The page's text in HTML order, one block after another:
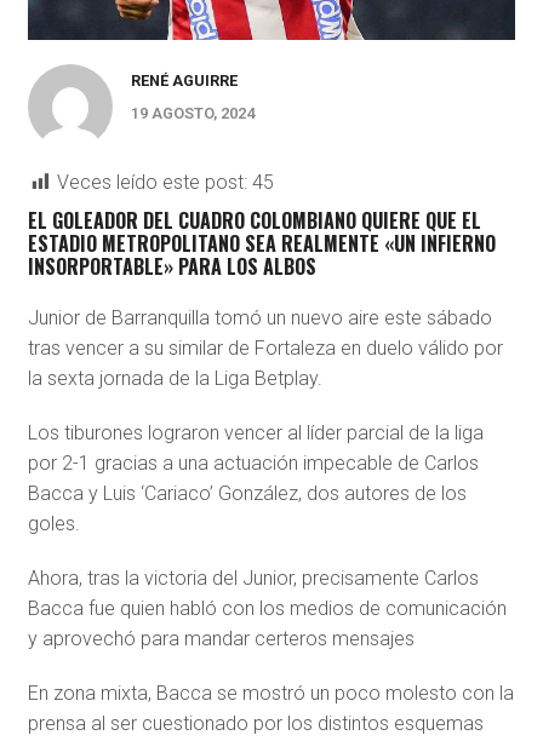
RENÉ AGUIRRE
19 AGOSTO, 2024
Veces leído este post: 45
EL GOLEADOR DEL CUADRO COLOMBIANO QUIERE QUE EL
ESTADIO METROPOLITANO SEA REALMENTE «UN INFIERNO
INSORPORTABLE» PARA LOS ALBOS
Junior de Barranquilla tomó un nuevo aire este sábado
tras vencer a su similar de Fortaleza en duelo válido por
la sexta jornada de la Liga Betplay.
Los tiburones lograron vencer al líder parcial de la liga
por 2-1 gracias a una actuación impecable de Carlos
Bacca y Luis ‘Cariaco’ González, dos autores de los
goles.
Ahora, tras la victoria del Junior, precisamente Carlos
Bacca fue quien habló con los medios de comunicación
y aprovechó para mandar certeros mensajes
En zona mixta, Bacca se mostró un poco molesto con la
prensa al ser cuestionado por los distintos esquemas